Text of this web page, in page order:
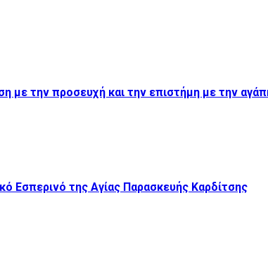
την προσευχή και την επιστήμη με την
Εσπερινό της Αγίας Παρασκευής Καρδίτσης